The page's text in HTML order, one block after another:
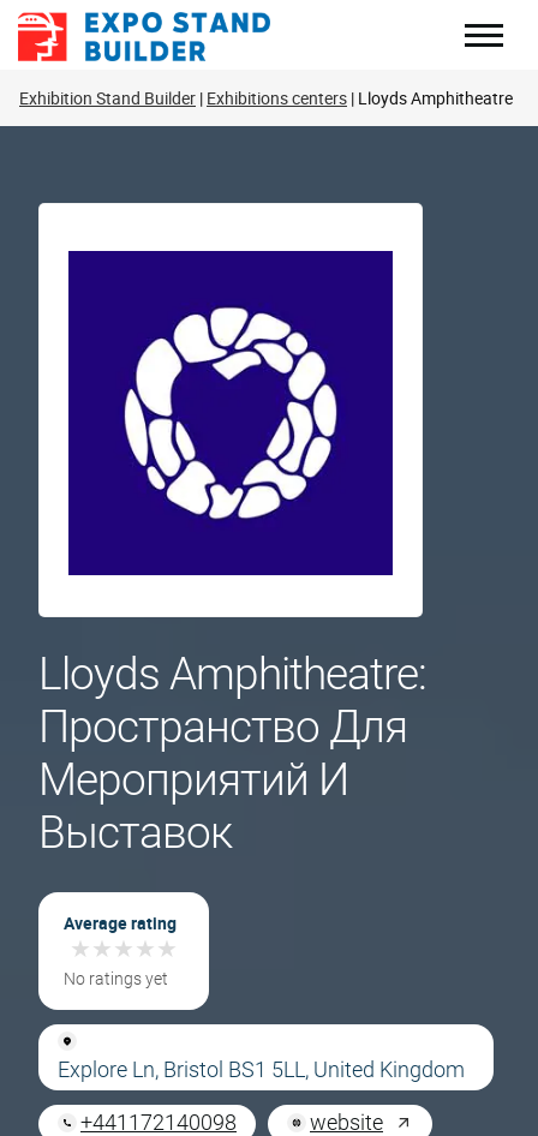
Перейти
Exhibition Stand Builder Exhibitions centers Lloyds Amphitheatre
Lloyds Amphitheatre:
Пространство Для
Мероприятий И
Выставок
Average rating
★★★★★
★★★★★
No ratings yet
Explore Ln, Bristol BS1 5LL, United Kingdom
+441172140098 website